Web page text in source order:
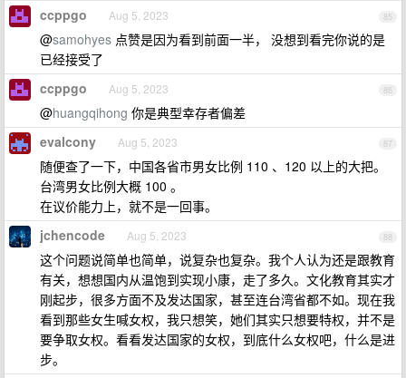
85
ccppgo Aug 5, 2023
@samohyes 点赞是因为看到前面一半， 没想到看完你说的是
已经接受了
86
ccppgo Aug 5, 2023
@huangqihong 你是典型幸存者偏差
87
evalcony Aug 5, 2023
随便查了一下，中国各省市男女比例 110 、120 以上的大把。
台湾男女比例大概 100 。
在议价能力上，就不是一回事。
88
jchencode Aug 5, 2023
这个问题说简单也简单，说复杂也复杂。我个人认为还是跟教育
有关，想想国内从温饱到实现小康，走了多久。文化教育其实才
刚起步，很多方面不及发达国家，甚至连台湾省都不如。现在我
看到那些女生喊女权，我只想笑，她们其实只想要特权，并不是
要争取女权。看看发达国家的女权，到底什么女权吧，什么是进
步。